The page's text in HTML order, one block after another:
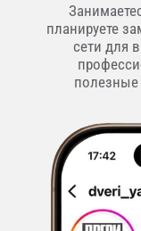
планируете
сети для
полезные